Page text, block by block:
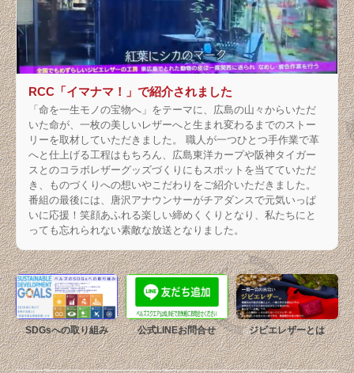
RCC「イマナマ！」で紹介されました
「命を一生モノの宝物へ」をテーマに、広島の山々からいただ
いた命が、一枚の美しいレザーへと生まれ変わるまでのストー
リーを取材していただきました。 職人が一つひとつ手作業で革
へと仕上げる工程はもちろん、広島東洋カープや阪神タイガー
スとのコラボレザーグッズづくりにもスポットを当てていただ
き、ものづくりへの想いやこだわりをご紹介いただきました。
番組の最後には、唐沢アナウンサーがチアダンスで元気いっぱ
いに応援！笑顔あふれる楽しい締めくくりとなり、私たちにと
っても忘れられない素敵な放送となりました。
SDGsへの取り組み 公式LINEお問合せ ジビエレザーとは